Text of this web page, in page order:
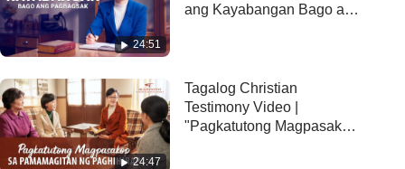
24:51
ang Kayabangan Bago ang
24:47
Tagalog Christian
Testimony Video |
"Pagkatutong Magpasakop